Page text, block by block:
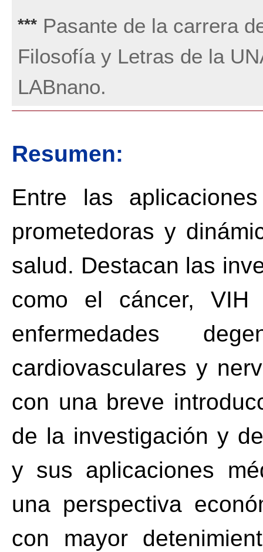
*** Pasante de la carrera
Filosofía y Letras de la
LABnano.
Resumen:
Entre las
prometedoras y
salud. Destacan las
como el cáncer, VIH
enfermedades
cardiovasculares y
con una breve
de la investigación y
y sus aplicaciones
una perspectiva
con mayor